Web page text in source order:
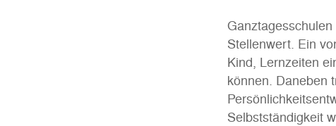
Stellenwert. Ein
Kind, Lernzeiten
können. Daneben
Selbstständigkeit